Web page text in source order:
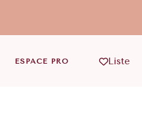
ESPACE PRO Liste